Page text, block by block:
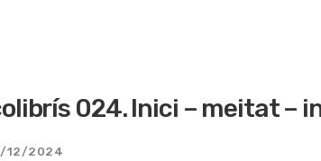
024. Inici – meitat –
12/2024